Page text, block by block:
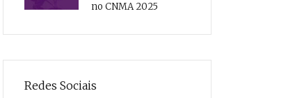
no CNMA 2025
Redes Sociais